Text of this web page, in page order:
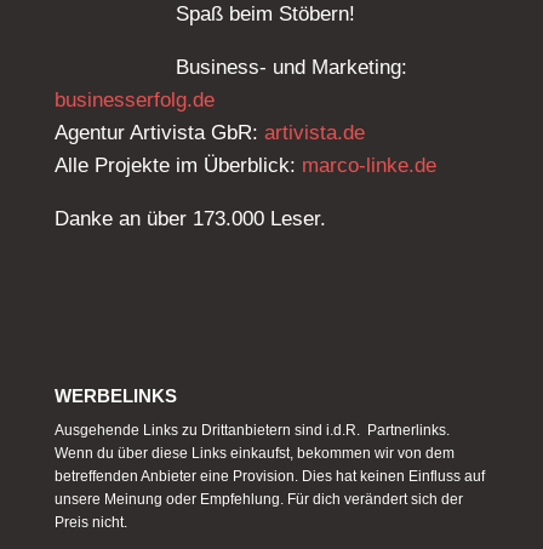
Spaß beim Stöbern!
Business- und Marketing:
businesserfolg.de
Agentur Artivista GbR: artivista.de
Alle Projekte im Überblick: marco-linke.de
Danke an über 173.000 Leser.
WERBELINKS
Ausgehende Links zu Drittanbietern sind i.d.R. Partnerlinks.
Wenn du über diese Links einkaufst, bekommen wir von dem
betreffenden Anbieter eine Provision. Dies hat keinen Einfluss auf
unsere Meinung oder Empfehlung. Für dich verändert sich der
Preis nicht.